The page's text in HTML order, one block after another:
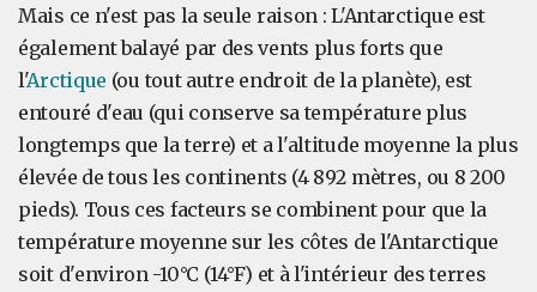
Mais ce n'est pas la seule raison : L'Antarctique est
également balayé par des vents plus forts que
l'Arctique (ou tout autre endroit de la planète), est
entouré d'eau (qui conserve sa température plus
longtemps que la terre) et a l'altitude moyenne la plus
élevée de tous les continents (4 892 mètres, ou 8 200
pieds). Tous ces facteurs se combinent pour que la
température moyenne sur les côtes de l'Antarctique
soit d'environ -10°C (14°F) et à l'intérieur des terres